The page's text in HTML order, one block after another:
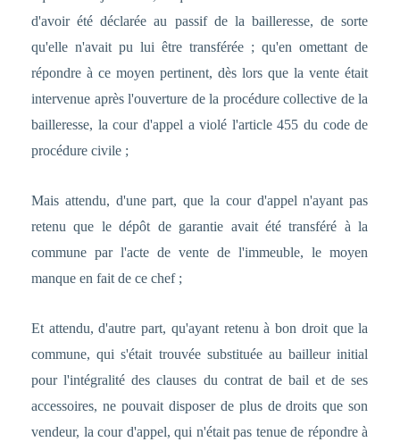
d'avoir été déclarée au passif de la bailleresse, de sorte
qu'elle n'avait pu lui être transférée ; qu'en omettant de
répondre à ce moyen pertinent, dès lors que la vente était
intervenue après l'ouverture de la procédure collective de la
bailleresse, la cour d'appel a violé l'article 455 du code de
procédure civile ;
Mais attendu, d'une part, que la cour d'appel n'ayant pas
retenu que le dépôt de garantie avait été transféré à la
commune par l'acte de vente de l'immeuble, le moyen
manque en fait de ce chef ;
Et attendu, d'autre part, qu'ayant retenu à bon droit que la
commune, qui s'était trouvée substituée au bailleur initial
pour l'intégralité des clauses du contrat de bail et de ses
accessoires, ne pouvait disposer de plus de droits que son
vendeur, la cour d'appel, qui n'était pas tenue de répondre à